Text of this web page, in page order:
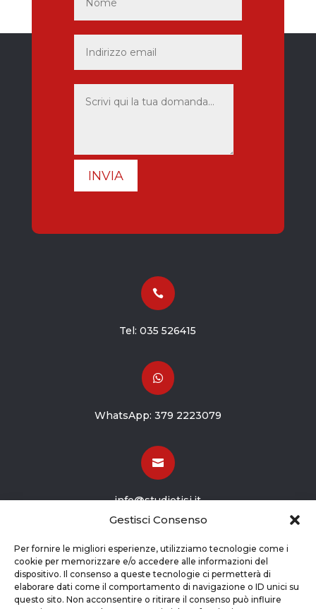
Gestisci Consenso
Per fornire le migliori esperienze, utilizziamo tecnologie come i
cookie per memorizzare e/o accedere alle informazioni del
dispositivo. Il consenso a queste tecnologie ci permetterà di
elaborare dati come il comportamento di navigazione o ID unici su
questo sito. Non acconsentire o ritirare il consenso può influire
INVIA

Tel:035 526415

WhatsApp: 379 2223079

info@studiotisi.it

Viale Europa 8
Grassobbio BG (24050)